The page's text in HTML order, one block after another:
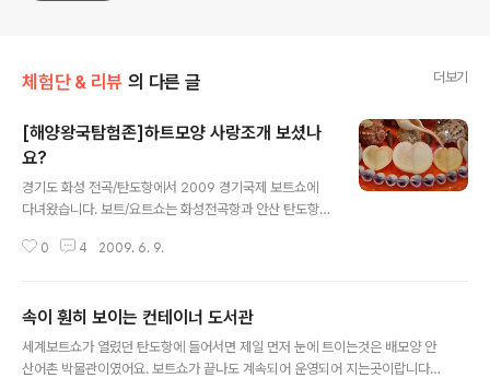
체험단 & 리뷰 의 다른 글 더보기
[해양왕국탐험존]하트모양 사랑조개 보셨나
요?
경기도 화성 전곡/탄도항에서 2009 경기국제 보트쇼에
다녀왔습니다. 보트/요트쇼는 화성전곡항과 안산 탄도항
를 하고 있고 전곡항과 탄도항 사이의 바닷가에서는 개막
와 관련기기가 전시되고 각종 야외체험과 시뮬레이션체험
등을할 수 있는 공간들이 있답니다. 또한 매시간마다 이 외
에서 특별행사와 공연이 이어지니 보트대회를 돌아보는 내
0 4 2009. 6. 9.
속이 훤히 보이는 컨테이너 도서관
세계보트쇼가 열렸던 탄도항에 들어서면 제일 먼저 눈에 트이는것은 배모양 안
산어촌 박물관이였어요. 보트쇼가 끝나도 계속되어 운영되어 지는곳이랍니다.^